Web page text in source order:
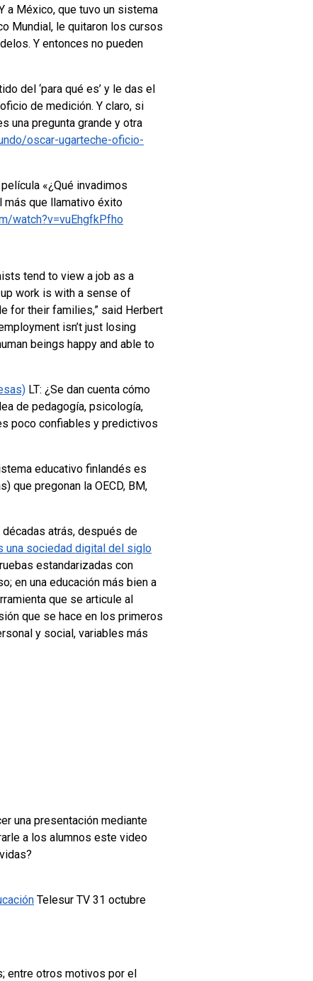
a México, que tuvo un sistema
Mundial, le quitaron los cursos
Y entonces no pueden
del ‘para qué es’ y le das el
de medición. Y claro, si
una pregunta grande y otra
oscar-ugarteche-oficio-
«¿Qué invadimos
más que llamativo éxito
watch?v=vuEhgfkPfho
tend to view a job as a
work is with a sense of
for their families,” said Herbert
isn’t just losing
beings happy and able to
LT: ¿Se dan cuenta cómo
de pedagogía, psicología,
poco confiables y predictivos
educativo finlandés es
que pregonan la OECD, BM,
atrás, después de
una sociedad digital del siglo
estandarizadas con
en una educación más bien a
que se articule al
que se hace en los primeros
y social, variables más
una presentación mediante
a los alumnos este video
Telesur TV 31 octubre
entre otros motivos por el